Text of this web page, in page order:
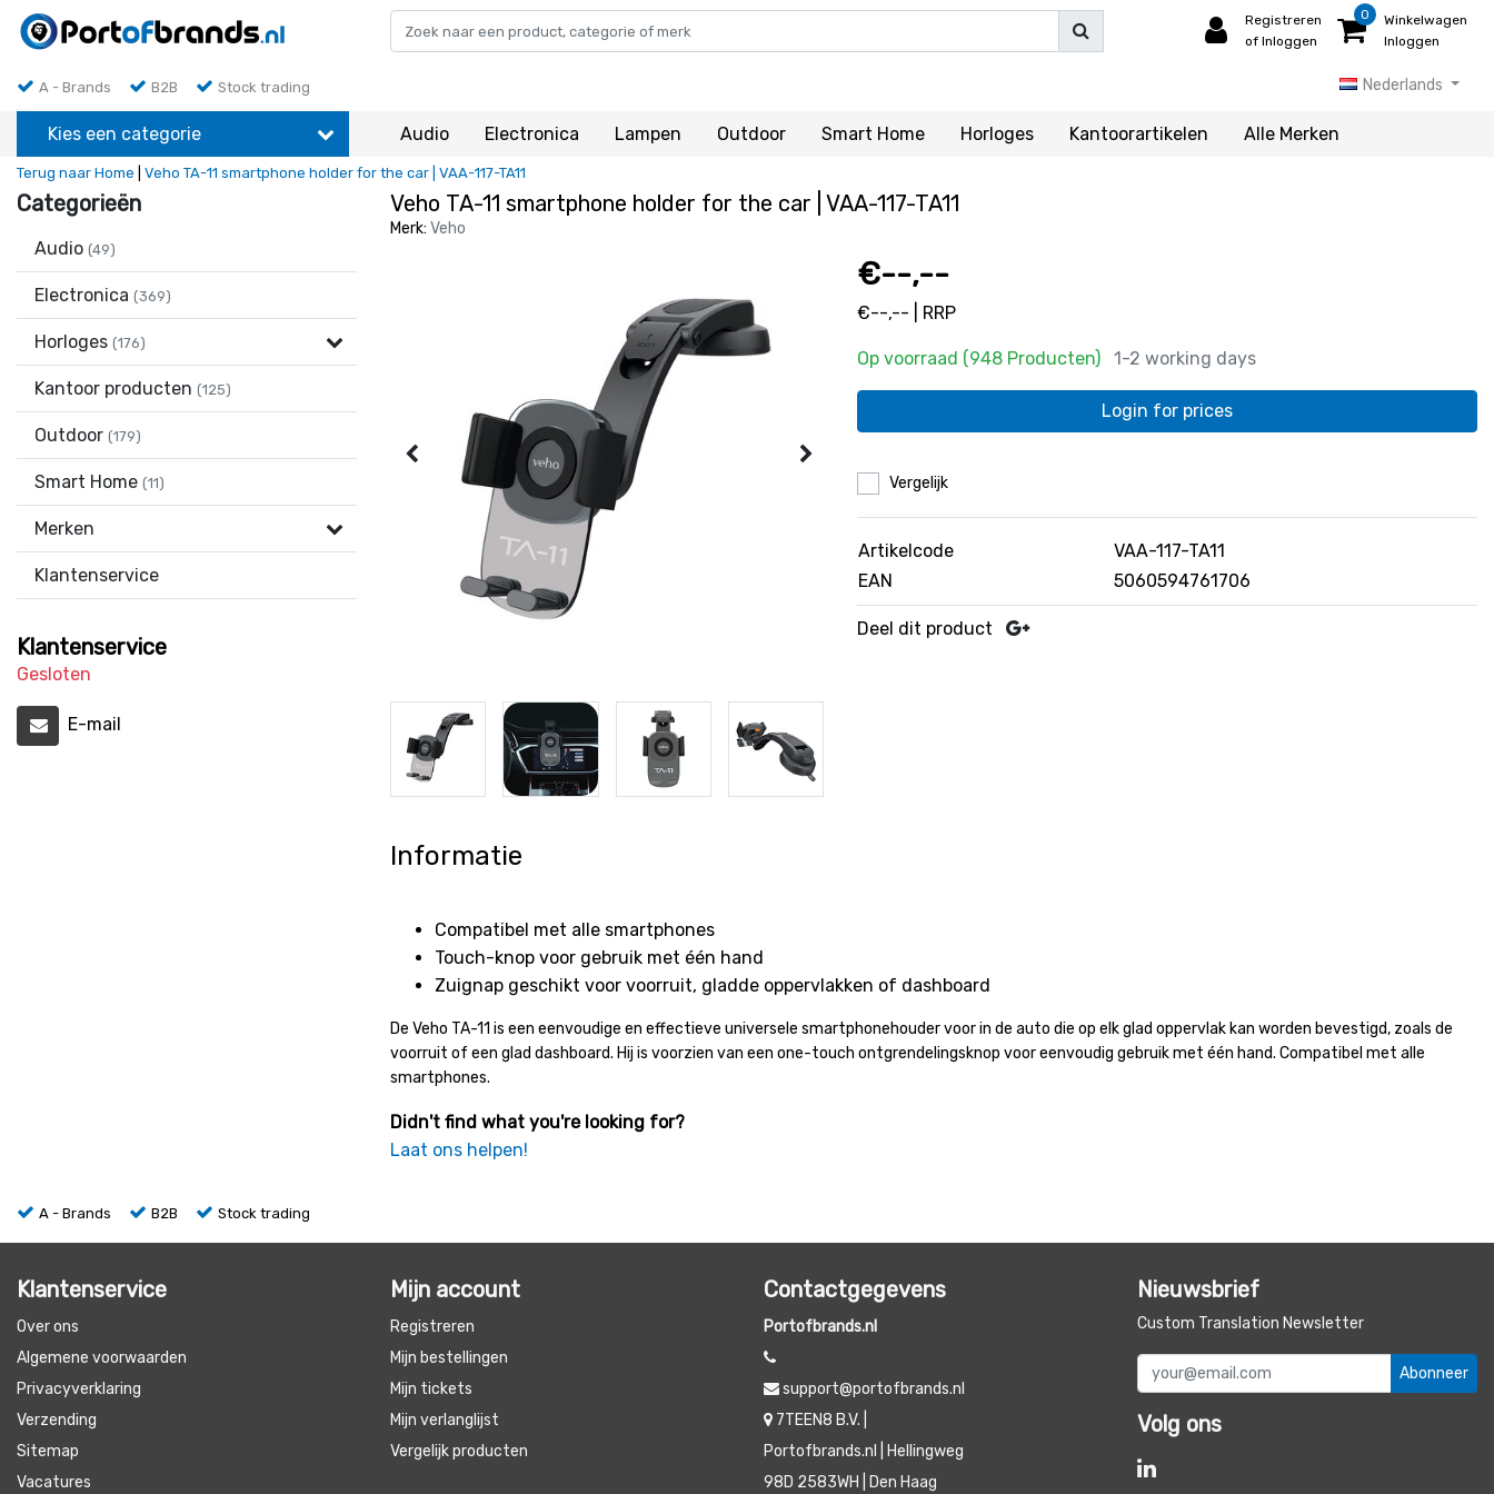
Registreren
of Inloggen
0
Winkelwagen
Inloggen
A - Brands B2B Stock trading Nederlands
Kies een categorie Audio Electronica Lampen Outdoor Smart Home Horloges Kantoorartikelen Alle Merken
Terug naar Home Veho TA-11 smartphone holder for the car | VAA-117-TA11
Categorieën
Audio (49)
Electronica (369)
Horloges (176)
Kantoor producten (125)
Outdoor (179)
Smart Home (11)
Merken
Klantenservice
Klantenservice
Gesloten
E-mail
Veho TA-11 smartphone holder for the car | VAA-117-TA11
Merk: Veho
€--,--
€--,-- | RRP
Op voorraad (948 Producten) 1-2 working days
Login for prices
Vergelijk
Artikelcode
VAA-117-TA11
EAN
5060594761706
Deel dit product
Informatie
Compatibel met alle smartphones
Touch-knop voor gebruik met één hand
Zuignap geschikt voor voorruit, gladde oppervlakken of dashboard
De Veho TA-11 is een eenvoudige en effectieve universele smartphonehouder voor in de auto die op elk glad oppervlak kan worden bevestigd, zoals de
voorruit of een glad dashboard. Hij is voorzien van een one-touch ontgrendelingsknop voor eenvoudig gebruik met één hand. Compatibel met alle
smartphones.
Didn't find what you're looking for?
Laat ons helpen!
A - Brands B2B Stock trading
Klantenservice
Over ons
Algemene voorwaarden
Privacyverklaring
Verzending
Sitemap
Vacatures
Mijn account
Registreren
Mijn bestellingen
Mijn tickets
Mijn verlanglijst
Vergelijk producten
Contactgegevens
Portofbrands.nl
support@portofbrands.nl
7TEEN8 B.V. |
Portofbrands.nl | Hellingweg
98D 2583WH | Den Haag
Nieuwsbrief
Custom Translation Newsletter
Abonneer
Volg ons